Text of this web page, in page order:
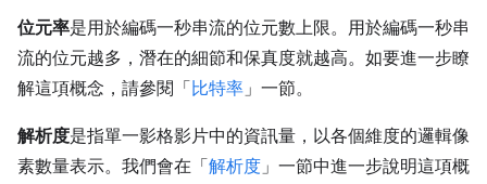
位元率是用於編碼一秒串流的位元數上限。用於編碼一秒串
流的位元越多，潛在的細節和保真度就越高。如要進一步瞭
解這項概念，請參閱「比特率 」一節。
解析度是指單一影格影片中的資訊量，以各個維度的邏輯像
素數量表示。我們會在「解析度 」一節中進一步說明這項概